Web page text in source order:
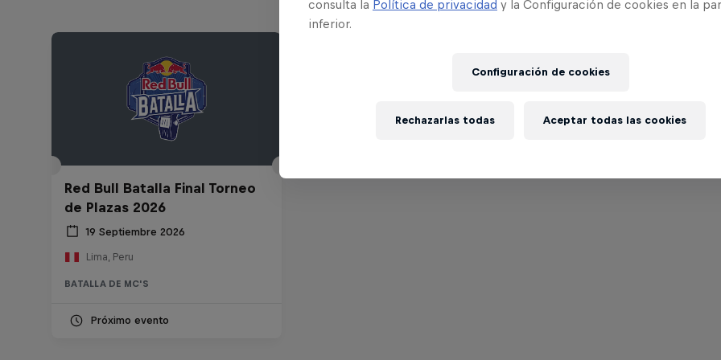
Red Bull Batalla Final Torneo
de Plazas 2026
19 Septiembre 2026
Lima, Peru
BATALLA DE MC'S
Próximo evento
consulta la Política de privacidad y la Configuración de cookies en la
inferior.
Configuración de cookies
Rechazarlas todas Aceptar todas las cookies